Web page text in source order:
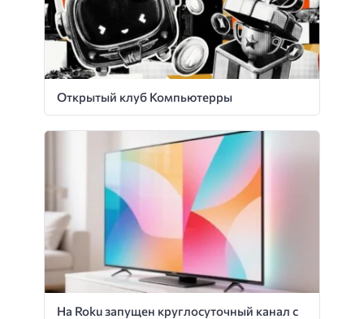
Открытый клуб Компьютерры
На Roku запущен круглосуточный канал с